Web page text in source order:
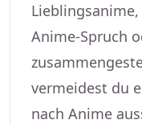
Anime-Spruch
vermeidest du
nach Anime